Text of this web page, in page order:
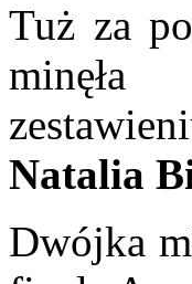
Tuż za
Natalia
Dwójka